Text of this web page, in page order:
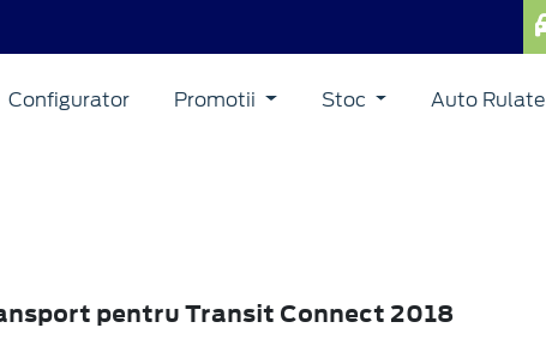
Configurator Promotii Stoc Auto Rulate
pentru Transit Connect 2018